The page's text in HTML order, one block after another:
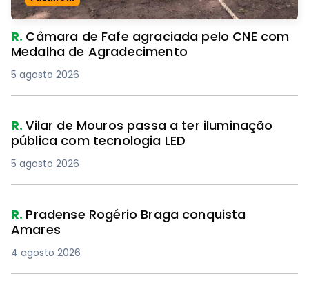
R. Câmara de Fafe agraciada pelo CNE com
Medalha de Agradecimento
5 agosto 2026
R.Vilar de Mouros passa a ter iluminação
pública com tecnologia LED
5 agosto 2026
R. Pradense Rogério Braga conquista
Amares
4 agosto 2026